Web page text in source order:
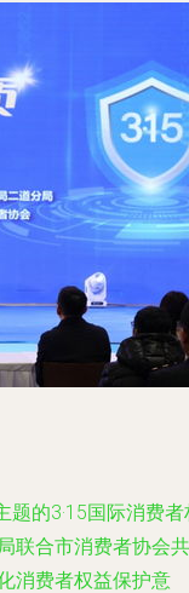
题的3·15国际消费者
联合市消费者协会共
消费者权益保护意